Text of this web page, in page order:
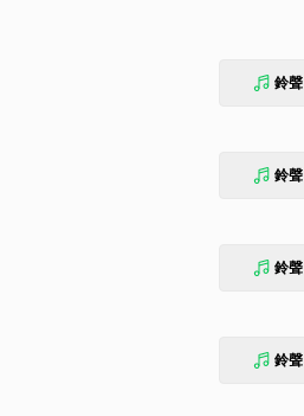
鈴聲
鈴聲
鈴聲
鈴聲